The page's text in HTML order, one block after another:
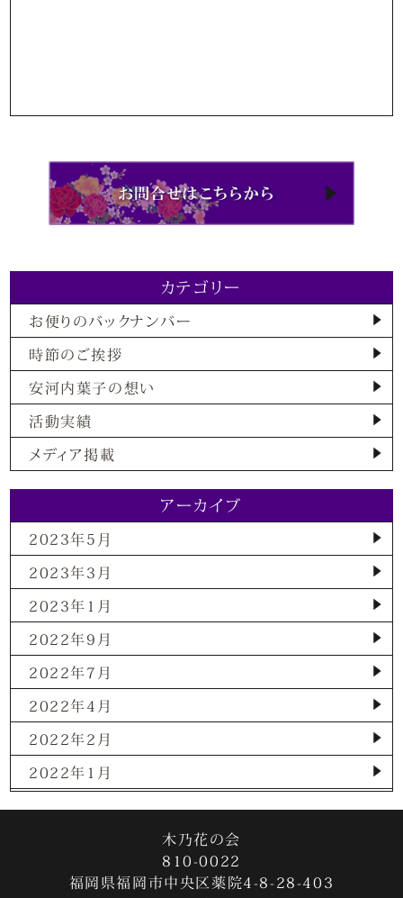
カテゴリー
お便りのバックナンバー
時節のご挨拶
安河内葉子の想い
活動実績
メディア掲載
アーカイブ
2023年5月
2023年3月
2023年1月
2022年9月
2022年7月
2022年4月
2022年2月
2022年1月
2021年12月
2021年10月
木乃花の会
810-0022
福岡県福岡市中央区薬院4-8-28-403